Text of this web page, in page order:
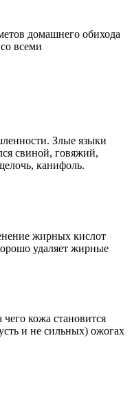
домашнего обихода
всеми
Злые языки
свиной, говяжий,
канифоль.
жирных кислот
удаляет жирные
кожа становится
и не сильных) ожогах